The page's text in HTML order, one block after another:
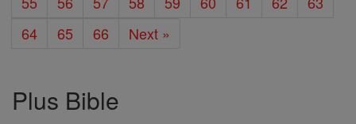
64
65 66 Next »
Plus Bible